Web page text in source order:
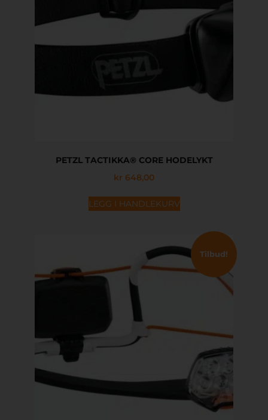
PETZL TACTIKKA® CORE HODELYKT
kr 648,00
LEGG I HANDLEKURV
Tilbud!